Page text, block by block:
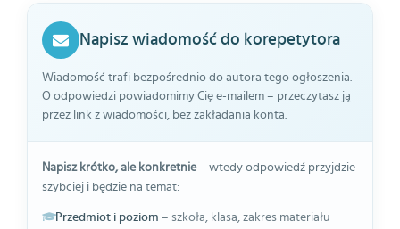
Napisz wiadomość do korepetytora
Wiadomość trafi bezpośrednio do autora tego ogłoszenia.
O odpowiedzi powiadomimy Cię e-mailem – przeczytasz ją
przez link z wiadomości, bez zakładania konta.
Napisz krótko, ale konkretnie– wtedy odpowiedź przyjdzie
szybciej i będzie na temat:
Przedmiot i poziom – szkoła, klasa, zakres materiału